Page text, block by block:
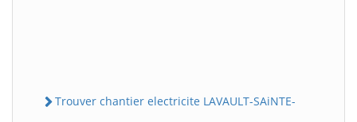
Trouver chantier electricite LAVAULT-SAiNTE-